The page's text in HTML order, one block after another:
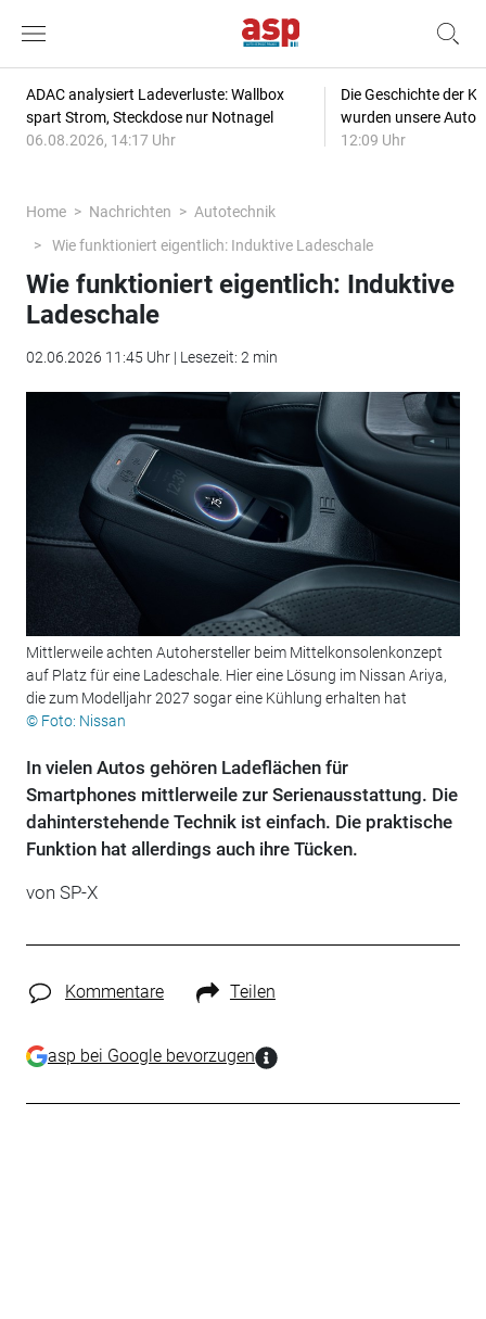
ADAC analysiert Ladeverluste: Wallbox
spart Strom, Steckdose nur Notnagel
06.08.2026, 14:17 Uhr
Die Geschichte der
wurden unsere
12:09 Uhr
Home Nachrichten
Autotechnik
Wie funktioniert eigentlich: Induktive Ladeschale
Wie funktioniert eigentlich: Induktive
Ladeschale
02.06.2026 11:45 Uhr | Lesezeit: 2 min
Mittlerweile achten Autohersteller beim Mittelkonsolenkonzept
auf Platz für eine Ladeschale. Hier eine Lösung im Nissan Ariya,
die zum Modelljahr 2027 sogar eine Kühlung erhalten hat
© Foto: Nissan
In vielen Autos gehören Ladeflächen für
Smartphones mittlerweile zur Serienausstattung. Die
dahinterstehende Technik ist einfach. Die praktische
Funktion hat allerdings auch ihre Tücken.
von SP-X
Kommentare Teilen
asp bei Google bevorzugen